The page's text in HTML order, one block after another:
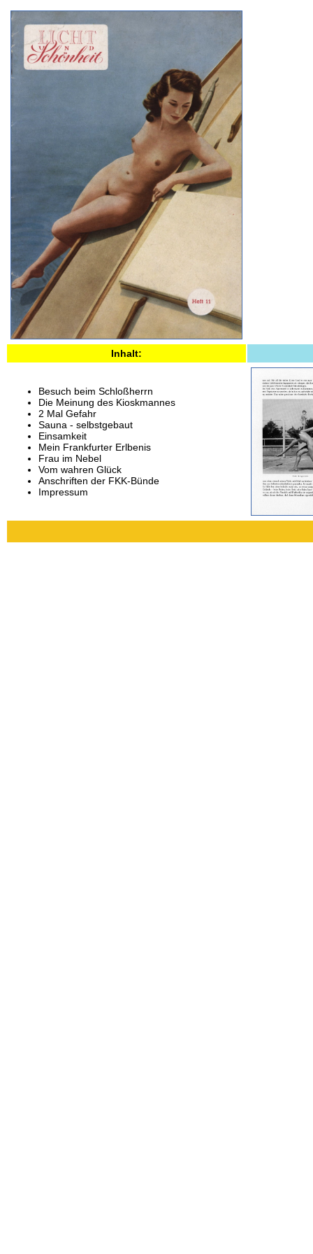
Inhalt:
Besuch beim Schloßherrn
Die Meinung des Kioskmannes
2 Mal Gefahr
Sauna - selbstgebaut
Einsamkeit
Mein Frankfurter Erlbenis
Frau im Nebel
Vom wahren Glück
Anschriften der FKK-Bünde
Impressum